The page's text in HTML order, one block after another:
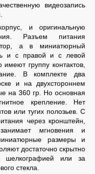
видеозапись
и оригинальную
Разъем питания
а в миниатюрный
и с правой и с левой
группу контактов,
В комплекте два
и на двухстороннем
на 360 гр. Но основная
крепление. Нет
или тугих полозьев. С
через кронштейн,
занимает мгновения и
размеры и
достаточно скрытно
шелкографией или за
стекла.